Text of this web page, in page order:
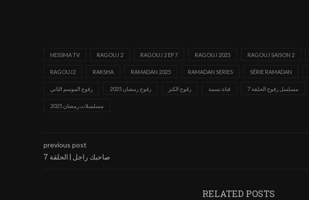
NESSMA TV RAGOUJ 2 RAGOUJ 2 EP 7 RAGOUJ 2025 RAGOUJ SAISON 2
RAGOUJ2 RAKSHA RAMADAN 2025 RAMADAN SERIES SÉRIE RAMADAN
رقوج الموسم الثاني رقوج رمضان 2025 رڨوج الكنز قناة نسمة مسلسل رقوج الحلقة 7
مسلسلات رمضان 2025
previous post
صاحبك راجل | الحلقة 7
RELATED POSTS